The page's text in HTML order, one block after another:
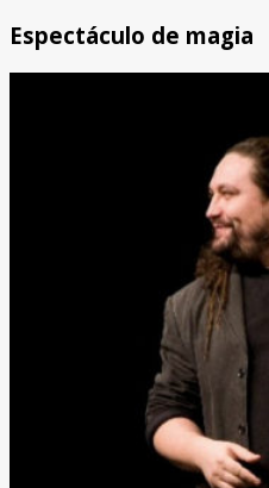
Espectáculo de magia